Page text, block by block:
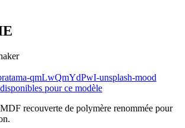
pour ce modèle
recouverte de polymère renommée pour